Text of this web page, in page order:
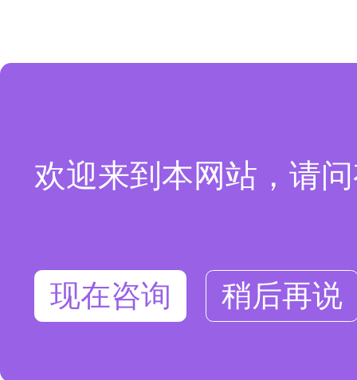
欢迎来到本网站，请
现在咨询 稍后再说